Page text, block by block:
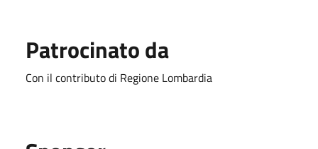
Patrocinato da
Con il contributo di Regione Lombardia